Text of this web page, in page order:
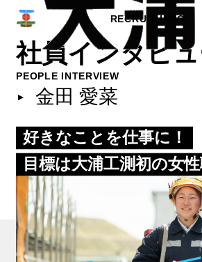
RECRUIT INFO.
社員インタビュ
PEOPLE INTERVIEW
金田 愛菜
好きなことを仕事に！
目標は大浦工測初の女